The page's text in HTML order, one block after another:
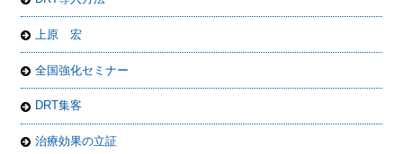
上原 宏
全国強化セミナー
DRT集客
治療効果の立証